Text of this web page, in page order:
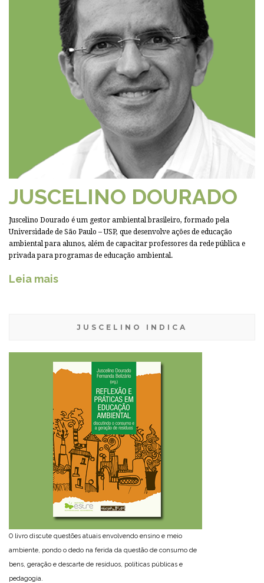
JUSCELINO DOURADO
Juscelino Dourado é um gestor ambiental brasileiro, formado pela
Universidade de São Paulo – USP, que desenvolve ações de educação
ambiental para alunos, além de capacitar professores da rede pública e
privada para programas de educação ambiental.
Leia mais
JUSCELINO INDICA
O livro discute questões atuais envolvendo ensino e meio
ambiente, pondo o dedo na ferida da questão de consumo de
bens, geração e descarte de resíduos, políticas públicas e
pedagogia.